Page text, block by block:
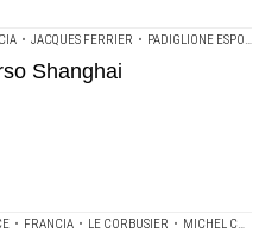
• JACQUES FERRIER • PADIGLIONE ESPOSITIVO
Shanghai
• FRANCIA • LE CORBUSIER • MICHEL CORAJOUD